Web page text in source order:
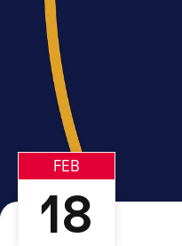
FEB
18